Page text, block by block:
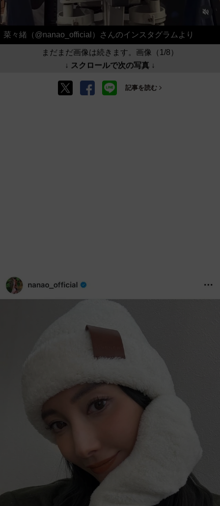
菜々緒（@nanao_official）さんのインスタグラムより
まだまだ画像は続きます。画像（1/8）
↓ スクロールで次の写真 ↓
記事を読む